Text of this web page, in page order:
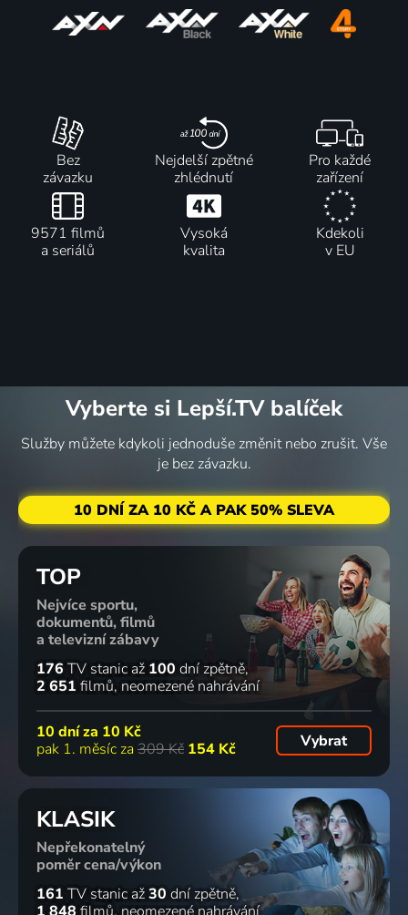
Bez
závazku
Nejdelší zpětné
zhlédnutí
Pro každé
zařízení
9571 filmů
a seriálů
Vysoká
kvalita
Kdekoli
v EU
Vyberte si Lepší.TV balíček
Služby můžete kdykoli jednoduše změnit nebo zrušit. Vše
je bez závazku.
10 DNÍ ZA 10 KČ A PAK 50% SLEVA
TOP
Nejvíce sportu,
dokumentů, filmů
a televizní zábavy
176 TV stanic až 100 dní zpětně
2 651 filmů neomezené nahrávání
10 dní za 10 Kč
pak 1. měsíc za 309 Kč 154 Kč Vybrat
KLASIK
Nepřekonatelný
poměr cena/výkon
161 TV stanic až30 dní zpětně